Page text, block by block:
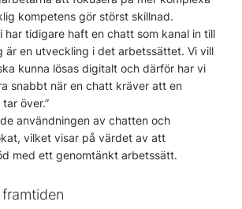
kompetens gör störst skillnad.
har tidigare haft en chatt som kanal in till
är en utveckling i det arbetssättet. Vi vill
kunna lösas digitalt och därför har vi
snabbt när en chatt kräver att en
över.”
användningen av chatten och
vilket visar på värdet av att
med ett genomtänkt arbetssätt.